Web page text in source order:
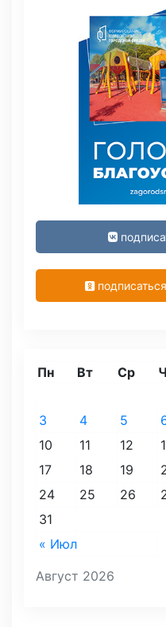
Август 2026
Пн Вт Ср
« Июл
3
4 5
10
11 12
17
18 19
24
25 26
31